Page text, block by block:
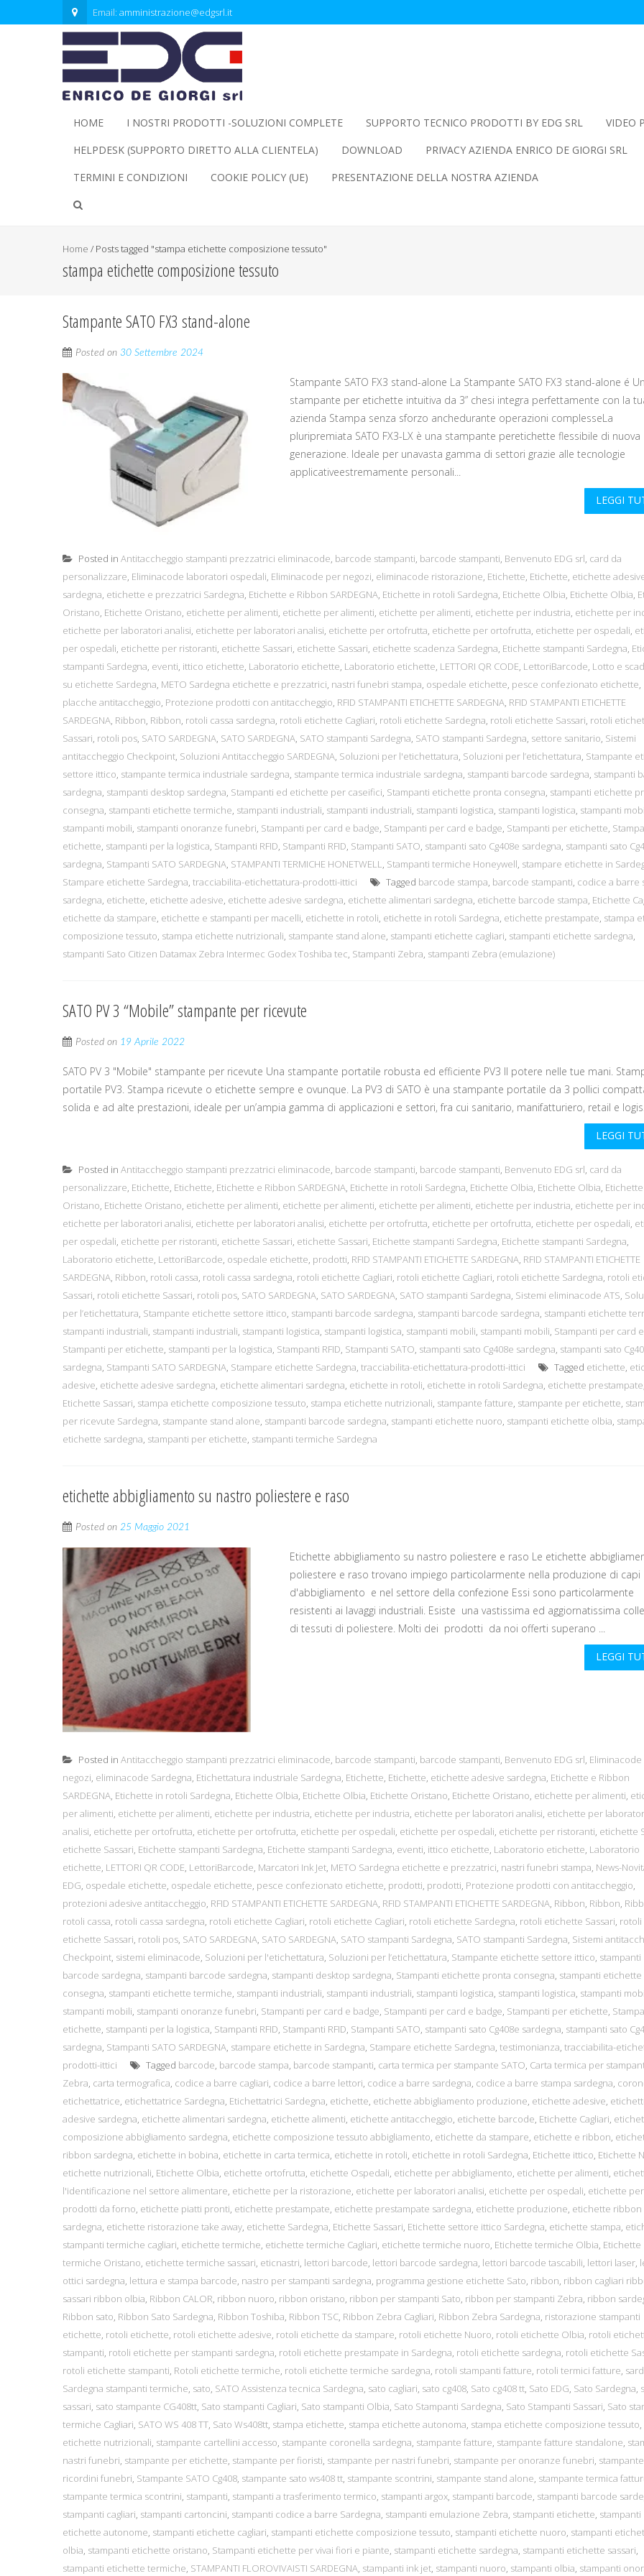
Email: amministrazione@edgsrl.it
HOME I NOSTRI PRODOTTI -SOLUZIONI COMPLETE SUPPORTO TECNICO PRODOTTI BY EDG SRL
VIDEO
HELPDESK (SUPPORTO DIRETTO ALLA CLIENTELA)
DOWNLOAD PRIVACY AZIENDA ENRICO DE GIORGI SRL
TERMINI E CONDIZIONI
COOKIE POLICY (UE) PRESENTAZIONE DELLA NOSTRA AZIENDA
Home / Posts tagged "stampa etichette composizione tessuto"
stampa etichette composizione tessuto
Stampante SATO FX3 stand-alone
Posted on 30 Settembre 2024
Stampante SATO FX3 stand-alone La Stampante SATO FX3 stand-alone é
stampante per etichette intuitiva da 3” chesi integra perfettamente con la
azienda Stampa senza sforzo anchedurante operazioni complesseLa
pluripremiata SATO FX3-LX è una stampante peretichette flessibile di nuova
generazione. Ideale per unavasta gamma di settori grazie alle tecnologie
applicativeestremamente personali...
LEGGI
Posted in Antitaccheggio stampanti prezzatrici eliminacode, barcode stampanti, barcode stampanti, Benvenuto EDG srl, card da
personalizzare, Eliminacode laboratori ospedali, Eliminacode per negozi, eliminacode ristorazione, Etichette, Etichette, etichette
sardegna, etichette e prezzatrici Sardegna, Etichette e Ribbon SARDEGNA, Etichette in rotoli Sardegna, Etichette Olbia, Etichette Olbia,
Oristano, Etichette Oristano, etichette per alimenti, etichette per alimenti, etichette per alimenti, etichette per industria, etichette per
etichette per laboratori analisi, etichette per laboratori analisi, etichette per ortofrutta, etichette per ortofrutta, etichette per ospedali,
per ospedali, etichette per ristoranti, etichette Sassari, etichette Sassari, etichette scadenza Sardegna, Etichette stampanti Sardegna,
stampanti Sardegna, eventi, ittico etichette, Laboratorio etichette, Laboratorio etichette, LETTORI QR CODE, LettoriBarcode, Lotto e
su etichette Sardegna, METO Sardegna etichette e prezzatrici, nastri funebri stampa, ospedale etichette, pesce confezionato etichette,
placche antitaccheggio, Protezione prodotti con antitaccheggio, RFID STAMPANTI ETICHETTE SARDEGNA, RFID STAMPANTI ETICHETTE
SARDEGNA, Ribbon, Ribbon, rotoli cassa sardegna, rotoli etichette Cagliari, rotoli etichette Sardegna, rotoli etichette Sassari, rotoli
Sassari, rotoli pos, SATO SARDEGNA, SATO SARDEGNA, SATO stampanti Sardegna, SATO stampanti Sardegna, settore sanitario, Sistemi
antitaccheggio Checkpoint, Soluzioni Antitaccheggio SARDEGNA, Soluzioni per l'etichettatura, Soluzioni per l’etichettatura, Stampante
settore ittico, stampante termica industriale sardegna, stampante termica industriale sardegna, stampanti barcode sardegna, stampanti
sardegna, stampanti desktop sardegna, Stampanti ed etichette per caseifici, Stampanti etichette pronta consegna, stampanti etichette
consegna, stampanti etichette termiche, stampanti industriali, stampanti industriali, stampanti logistica, stampanti logistica, stampanti
stampanti mobili, stampanti onoranze funebri, Stampanti per card e badge, Stampanti per card e badge, Stampanti per etichette,
etichette, stampanti per la logistica, Stampanti RFID, Stampanti RFID, Stampanti SATO, stampanti sato Cg408e sardegna, stampanti sato
sardegna, Stampanti SATO SARDEGNA, STAMPANTI TERMICHE HONETWELL, Stampanti termiche Honeywell, stampare etichette in
Stampare etichette Sardegna, tracciabilita-etichettatura-prodotti-ittici Tagged barcode stampa, barcode stampanti, codice a barre
sardegna, etichette, etichette adesive, etichette adesive sardegna, etichette alimentari sardegna, etichette barcode stampa, Etichette
etichette da stampare, etichette e stampanti per macelli, etichette in rotoli, etichette in rotoli Sardegna, etichette prestampate, stampa
composizione tessuto, stampa etichette nutrizionali, stampante stand alone, stampanti etichette cagliari, stampanti etichette sardegna,
stampanti Sato Citizen Datamax Zebra Intermec Godex Toshiba tec, Stampanti Zebra, stampanti Zebra (emulazione)
SATO PV 3 “Mobile” stampante per ricevute
Posted on 19 Aprile 2022
SATO PV 3 "Mobile" stampante per ricevute Una stampante portatile robusta ed efficiente PV3 Il potere nelle tue mani.
portatile PV3. Stampa ricevute o etichette sempre e ovunque. La PV3 di SATO è una stampante portatile da 3 pollici
solida e ad alte prestazioni, ideale per un’ampia gamma di applicazioni e settori, fra cui sanitario, manifatturiero, retail e
LEGGI
Posted in Antitaccheggio stampanti prezzatrici eliminacode, barcode stampanti, barcode stampanti, Benvenuto EDG srl, card da
personalizzare, Etichette, Etichette, Etichette e Ribbon SARDEGNA, Etichette in rotoli Sardegna, Etichette Olbia, Etichette Olbia, Etichette
Oristano, Etichette Oristano, etichette per alimenti, etichette per alimenti, etichette per alimenti, etichette per industria, etichette per
etichette per laboratori analisi, etichette per laboratori analisi, etichette per ortofrutta, etichette per ortofrutta, etichette per ospedali,
per ospedali, etichette per ristoranti, etichette Sassari, etichette Sassari, Etichette stampanti Sardegna, Etichette stampanti Sardegna,
Laboratorio etichette, LettoriBarcode, ospedale etichette, prodotti, RFID STAMPANTI ETICHETTE SARDEGNA, RFID STAMPANTI ETICHETTE
SARDEGNA, Ribbon, rotoli cassa, rotoli cassa sardegna, rotoli etichette Cagliari, rotoli etichette Cagliari, rotoli etichette Sardegna, rotoli
Sassari, rotoli etichette Sassari, rotoli pos, SATO SARDEGNA, SATO SARDEGNA, SATO stampanti Sardegna, Sistemi eliminacode ATS,
per l’etichettatura, Stampante etichette settore ittico, stampanti barcode sardegna, stampanti barcode sardegna, stampanti etichette
stampanti industriali, stampanti industriali, stampanti logistica, stampanti logistica, stampanti mobili, stampanti mobili, Stampanti per card
Stampanti per etichette, stampanti per la logistica, Stampanti RFID, Stampanti SATO, stampanti sato Cg408e sardegna, stampanti sato
sardegna, Stampanti SATO SARDEGNA, Stampare etichette Sardegna, tracciabilita-etichettatura-prodotti-ittici Tagged etichette,
adesive, etichette adesive sardegna, etichette alimentari sardegna, etichette in rotoli, etichette in rotoli Sardegna, etichette prestampate
Etichette Sassari, stampa etichette composizione tessuto, stampa etichette nutrizionali, stampante fatture, stampante per etichette,
per ricevute Sardegna, stampante stand alone, stampanti barcode sardegna, stampanti etichette nuoro, stampanti etichette olbia,
etichette sardegna, stampanti per etichette, stampanti termiche Sardegna
etichette abbigliamento su nastro poliestere e raso
Posted on 25 Maggio 2021
Etichette abbigliamento su nastro poliestere e raso Le etichette
poliestere e raso trovano impiego particolarmente nella produzione di capi
d'abbigliamento e nel settore della confezione Essi sono particolarmente
resistenti ai lavaggi industriali. Esiste una vastissima ed aggiornatissima
di tessuti di poliestere. Molti dei prodotti da noi offerti superano ...
LEGGI
Posted in Antitaccheggio stampanti prezzatrici eliminacode, barcode stampanti, barcode stampanti, Benvenuto EDG srl,
negozi, eliminacode Sardegna, Etichettatura industriale Sardegna, Etichette, Etichette, etichette adesive sardegna, Etichette e Ribbon
SARDEGNA, Etichette in rotoli Sardegna, Etichette Olbia, Etichette Olbia, Etichette Oristano, Etichette Oristano, etichette per alimenti,
per alimenti, etichette per alimenti, etichette per industria, etichette per industria, etichette per laboratori analisi, etichette per
analisi, etichette per ortofrutta, etichette per ortofrutta, etichette per ospedali, etichette per ospedali, etichette per ristoranti, etichette
etichette Sassari, Etichette stampanti Sardegna, Etichette stampanti Sardegna, eventi, ittico etichette, Laboratorio etichette, Laboratorio
etichette, LETTORI QR CODE, LettoriBarcode, Marcatori Ink Jet, METO Sardegna etichette e prezzatrici, nastri funebri stampa, News-
EDG, ospedale etichette, ospedale etichette, pesce confezionato etichette, prodotti, prodotti, Protezione prodotti con antitaccheggio,
protezioni adesive antitaccheggio, RFID STAMPANTI ETICHETTE SARDEGNA, RFID STAMPANTI ETICHETTE SARDEGNA, Ribbon, Ribbon,
rotoli cassa, rotoli cassa sardegna, rotoli etichette Cagliari, rotoli etichette Cagliari, rotoli etichette Sardegna, rotoli etichette Sassari, rotoli
etichette Sassari, rotoli pos, SATO SARDEGNA, SATO SARDEGNA, SATO stampanti Sardegna, SATO stampanti Sardegna, Sistemi
Checkpoint, sistemi eliminacode, Soluzioni per l'etichettatura, Soluzioni per l’etichettatura, Stampante etichette settore ittico, stampanti
barcode sardegna, stampanti barcode sardegna, stampanti desktop sardegna, Stampanti etichette pronta consegna, stampanti
consegna, stampanti etichette termiche, stampanti industriali, stampanti industriali, stampanti logistica, stampanti logistica, stampanti
stampanti mobili, stampanti onoranze funebri, Stampanti per card e badge, Stampanti per card e badge, Stampanti per etichette,
etichette, stampanti per la logistica, Stampanti RFID, Stampanti RFID, Stampanti SATO, stampanti sato Cg408e sardegna, stampanti sato
sardegna, Stampanti SATO SARDEGNA, stampare etichette in Sardegna, Stampare etichette Sardegna, testimonianza, tracciabilita-
prodotti-ittici
Tagged barcode, barcode stampa, barcode stampanti, carta termica per stampante SATO, Carta termica per
Zebra, carta termografica, codice a barre cagliari, codice a barre lettori, codice a barre sardegna, codice a barre stampa sardegna,
etichettatrice, etichettatrice Sardegna, Etichettatrici Sardegna, etichette, etichette abbigliamento produzione, etichette adesive,
adesive sardegna, etichette alimentari sardegna, etichette alimenti, etichette antitaccheggio, etichette barcode, Etichette Cagliari,
composizione abbigliamento sardegna, etichette composizione tessuto abbigliamento, etichette da stampare, etichette e ribbon,
ribbon sardegna, etichette in bobina, etichette in carta termica, etichette in rotoli, etichette in rotoli Sardegna, Etichette ittico, Etichette
etichette nutrizionali, Etichette Olbia, etichette ortofrutta, etichette Ospedali, etichette per abbigliamento, etichette per alimenti,
l'identificazione nel settore alimentare, etichette per la ristorazione, etichette per laboratori analisi, etichette per ospedali, etichette per
prodotti da forno, etichette piatti pronti, etichette prestampate, etichette prestampate sardegna, etichette produzione, etichette ribbon
sardegna, etichette ristorazione take away, etichette Sardegna, Etichette Sassari, Etichette settore ittico Sardegna, etichette stampa,
stampanti termiche cagliari, etichette termiche, etichette termiche Cagliari, etichette termiche nuoro, Etichette termiche Olbia, Etichette
termiche Oristano, etichette termiche sassari, eticnastri, lettori barcode, lettori barcode sardegna, lettori barcode tascabili, lettori laser,
ottici sardegna, lettura e stampa barcode, nastro per stampanti sardegna, programma gestione etichette Sato, ribbon, ribbon cagliari
sassari ribbon olbia, Ribbon CALOR, ribbon nuoro, ribbon oristano, ribbon per stampanti Sato, ribbon per stampanti Zebra, ribbon
Ribbon sato, Ribbon Sato Sardegna, Ribbon Toshiba, Ribbon TSC, Ribbon Zebra Cagliari, Ribbon Zebra Sardegna, ristorazione stampanti
etichette, rotoli etichette, rotoli etichette adesive, rotoli etichette da stampare, rotoli etichette Nuoro, rotoli etichette Olbia, rotoli
stampanti, rotoli etichette per stampanti sardegna, rotoli etichette prestampate in Sardegna, rotoli etichette sardegna, rotoli etichette
rotoli etichette stampanti, Rotoli etichette termiche, rotoli etichette termiche sardegna, rotoli stampanti fatture, rotoli termici fatture,
Sardegna stampanti termiche, sato, SATO Assistenza tecnica Sardegna, sato cagliari, sato cg408, Sato cg408 tt, Sato EDG, Sato Sardegna,
sassari, sato stampante CG408tt, Sato stampanti Cagliari, Sato stampanti Olbia, Sato Stampanti Sardegna, Sato Stampanti Sassari, Sato
termiche Cagliari, SATO WS 408 TT, Sato Ws408tt, stampa etichette, stampa etichette autonoma, stampa etichette composizione tessuto,
etichette nutrizionali, stampante cartellini accesso, stampante coronella sardegna, stampante fatture, stampante fatture standalone,
nastri funebri, stampante per etichette, stampante per fioristi, stampante per nastri funebri, stampante per onoranze funebri,
ricordini funebri, Stampante SATO Cg408, stampante sato ws408 tt, stampante scontrini, stampante stand alone, stampante termica
stampante termica scontrini, stampanti, stampanti a trasferimento termico, stampanti argox, stampanti barcode, stampanti barcode
stampanti cagliari, stampanti cartoncini, stampanti codice a barre Sardegna, stampanti emulazione Zebra, stampanti etichette, stampanti
etichette autonome, stampanti etichette cagliari, stampanti etichette composizione tessuto, stampanti etichette nuoro, stampanti
olbia, stampanti etichette oristano, Stampanti etichette per vivai fiori e piante, stampanti etichette sardegna, stampanti etichette sassari,
stampanti etichette termiche, STAMPANTI FLOROVIVAISTI SARDEGNA, stampanti ink jet, stampanti nuoro, stampanti olbia, stampanti